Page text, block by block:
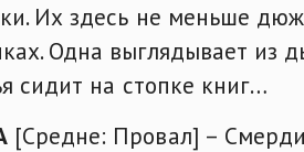
Их здесь не меньше
Одна выглядывает из
сидит на стопке книг…
[Средне: Провал] –